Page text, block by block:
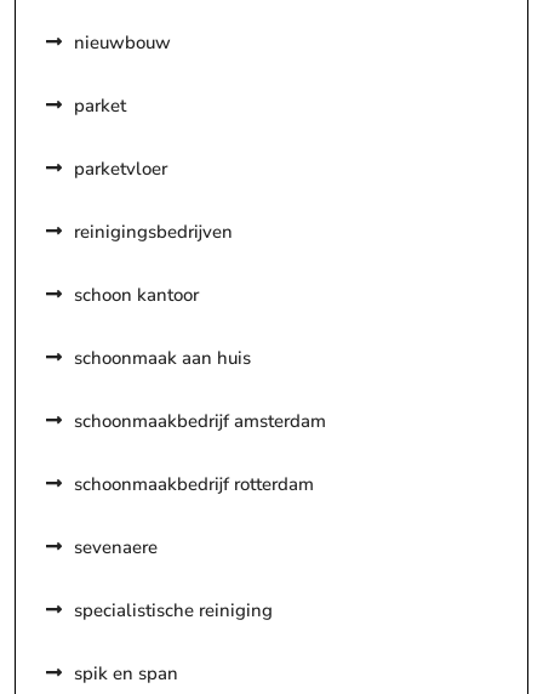
nieuwbouw
parket
parketvloer
reinigingsbedrijven
schoon kantoor
schoonmaak aan huis
schoonmaakbedrijf amsterdam
schoonmaakbedrijf rotterdam
sevenaere
specialistische reiniging
spik en span